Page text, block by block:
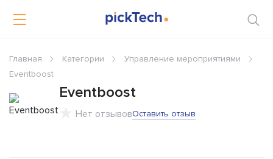
Главная Категории
Управление мероприятиями
Eventboost
Eventboost
Нет отзывовОставить отзыв